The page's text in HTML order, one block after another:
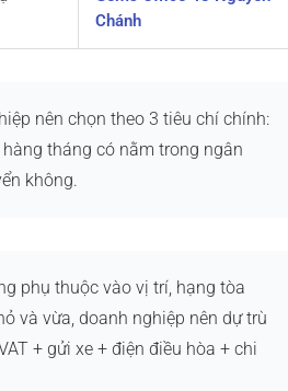
Chánh
nên chọn theo 3 tiêu chí chính:
tháng có nằm trong ngân
không.
phụ thuộc vào vị trí, hạng tòa
và vừa, doanh nghiệp nên dự trù
+ gửi xe + điện điều hòa + chi